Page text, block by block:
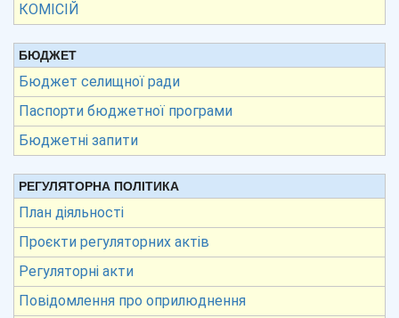
КОМІСІЙ
БЮДЖЕТ
Бюджет селищної ради
Паспорти бюджетної програми
Бюджетні запити
РЕГУЛЯТОРНА ПОЛІТИКА
План діяльності
Проєкти регуляторних актів
Регуляторні акти
Повідомлення про оприлюднення